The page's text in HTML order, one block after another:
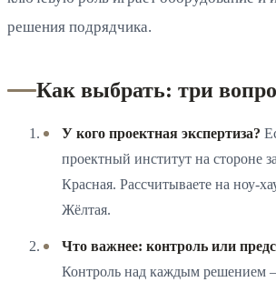
решения подрядчика.
Как выбрать: три
У кого проектная экспертиза?
проектный институт на стороне
Красная. Рассчитываете на ноу-
Жёлтая.
Что важнее: контроль или
Контроль над каждым решением